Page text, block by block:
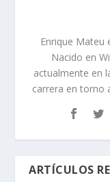
Enrique Mateu
Nacido en
actualmente en
carrera en torno
ARTÍCULOS